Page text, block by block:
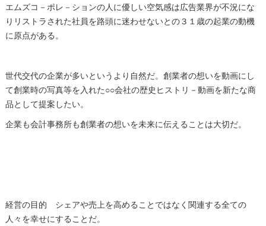
エムズコ－ポレ－ションの人に優しい空気感は広告業界が不況にな
りリストラされた社員を路頭に迷わせないとの３１歳の起業の動機
に原点がある。
世代交代の企業が多いというより自然だ。創業者の想いを動画にし
て創業時の写真等を入れた○○会社の歴史ヒストリ－動画を新たな商
品として提案したい。
企業も会計事務所も創業者の想いを未来に伝えることは大切だ。
経営の目的 シェアや売上を高めることではなく関連する全ての
人々を幸せにすることだ。